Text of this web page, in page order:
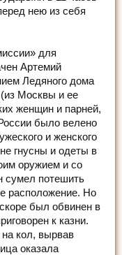
нею из себя
для
Артемий
Ледяного дома
(из Москвы и ее
женщин и парней,
было велено
и женского
гнусны и одеты в
оружием и со
сумел потешить
расположение. Но
был обвинен в
к казни.
кол, вырвав
оказала